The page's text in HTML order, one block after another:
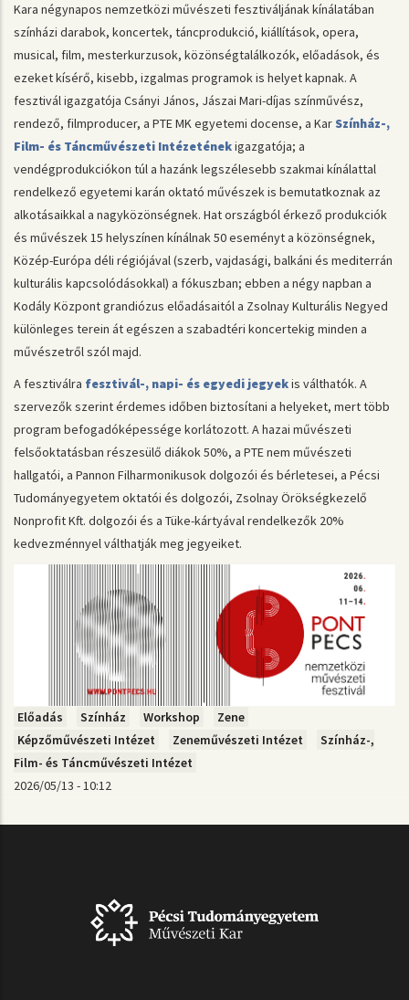
Kara négynapos nemzetközi művészeti fesztiváljának kínálatában
színházi darabok, koncertek, táncprodukció, kiállítások, opera,
musical, film, mesterkurzusok, közönségtalálkozók, előadások, és
ezeket kísérő, kisebb, izgalmas programok is helyet kapnak. A
fesztivál igazgatója Csányi János, Jászai Mari-díjas színművész,
rendező, filmproducer, a PTE MK egyetemi docense, a Kar Színház-,
Film- és Táncművészeti Intézeténekigazgatója; a
vendégprodukciókon túl a hazánk legszélesebb szakmai kínálattal
rendelkező egyetemi karán oktató művészek is bemutatkoznak az
alkotásaikkal a nagyközönségnek. Hat országból érkező produkciók
és művészek 15 helyszínen kínálnak 50 eseményt a közönségnek,
Közép-Európa déli régiójával (szerb, vajdasági, balkáni és mediterrán
kulturális kapcsolódásokkal) a fókuszban; ebben a négy napban a
Kodály Központ grandiózus előadásaitól a Zsolnay Kulturális Negyed
különleges terein át egészen a szabadtéri koncertekig minden a
művészetről szól majd.
A fesztiválra fesztivál-, napi- és egyedi jegyekis válthatók. A
szervezők szerint érdemes időben biztosítani a helyeket, mert több
program befogadóképessége korlátozott. A hazai művészeti
felsőoktatásban részesülő diákok 50%, a PTE nem művészeti
hallgatói, a Pannon Filharmonikusok dolgozói és bérletesei, a Pécsi
Tudományegyetem oktatói és dolgozói, Zsolnay Örökségkezelő
Nonprofit Kft. dolgozói és a Tüke-kártyával rendelkezők 20%
kedvezménnyel válthatják meg jegyeiket.
Előadás Színház Workshop
Zene
Képzőművészeti Intézet
Zeneművészeti Intézet
Színház-,
Film- és Táncművészeti Intézet
2026/05/13 - 10:12